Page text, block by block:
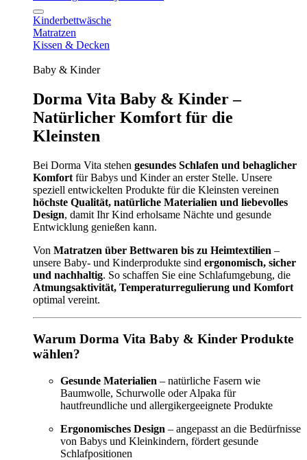
Kinderbettwäsche
Matratzen
Kissen & Decken
Baby & Kinder
Dorma Vita Baby & Kinder –
Natürlicher Komfort für die
Kleinsten
Bei Dorma Vita stehen gesundes Schlafen und behaglicher
Komfort für Babys und Kinder an erster Stelle. Unsere
speziell entwickelten Produkte für die Kleinsten vereinen
höchste Qualität, natürliche Materialien und liebevolles
Design, damit Ihr Kind erholsame Nächte und gesunde
Entwicklung genießen kann.
Von Matratzen über Bettwaren bis zu Heimtextilien –
unsere Baby- und Kinderprodukte sind ergonomisch, sicher
und nachhaltig. So schaffen Sie eine Schlafumgebung, die
Atmungsaktivität, Temperaturregulierung und Komfort
optimal vereint.
Warum Dorma Vita Baby & Kinder Produkte
wählen?
Gesunde Materialien – natürliche Fasern wie
Baumwolle, Schurwolle oder Alpaka für
hautfreundliche und allergikergeeignete Produkte
Ergonomisches Design – angepasst an die Bedürfnisse
von Babys und Kleinkindern, fördert gesunde
Schlafpositionen